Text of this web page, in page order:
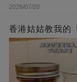
2026/07/20
香港姑姑教我的